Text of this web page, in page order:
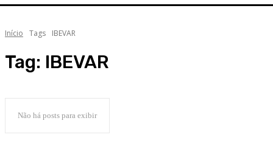
Início Tags IBEVAR
Tag: IBEVAR
Não há posts para exibir